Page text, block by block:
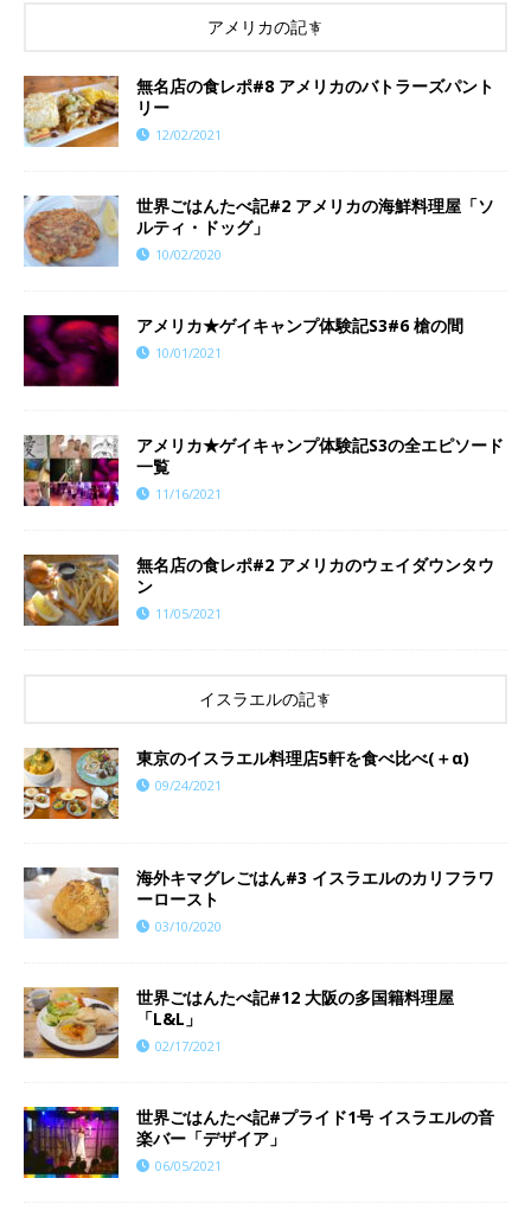
アメリカの記事
無名店の食レポ#8 アメリカのバトラーズパント
リー
12/02/2021
世界ごはんたべ記#2 アメリカの海鮮料理屋「ソ
ルティ・ドッグ」
10/02/2020
アメリカ★ゲイキャンプ体験記S3#6 槍の間
10/01/2021
アメリカ★ゲイキャンプ体験記S3の全エピソード
一覧
11/16/2021
無名店の食レポ#2 アメリカのウェイダウンタウ
ン
11/05/2021
イスラエルの記事
東京のイスラエル料理店5軒を食べ比べ(＋α)
09/24/2021
海外キマグレごはん#3 イスラエルのカリフラワ
ーロースト
03/10/2020
世界ごはんたべ記#12 大阪の多国籍料理屋
「L&L」
02/17/2021
世界ごはんたべ記#プライド1号 イスラエルの音
楽バー「デザイア」
06/05/2021